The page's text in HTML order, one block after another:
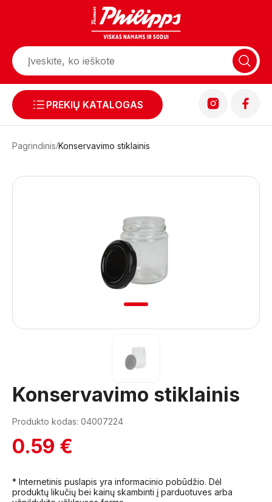
PREKIŲ KATALOGAS
Pagrindinis Konservavimo stiklainis
1
Konservavimo stiklainis
Produkto kodas: 04007224
0.59 €
* Internetinis puslapis yra informacinio pobūdžio. Dėl
produktų likučių bei kainų skambinti į parduotuves arba